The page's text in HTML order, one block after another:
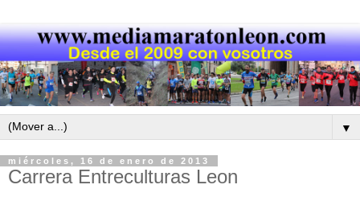
▼
miércoles, 16 de enero de 2013
Carrera Entreculturas Leon